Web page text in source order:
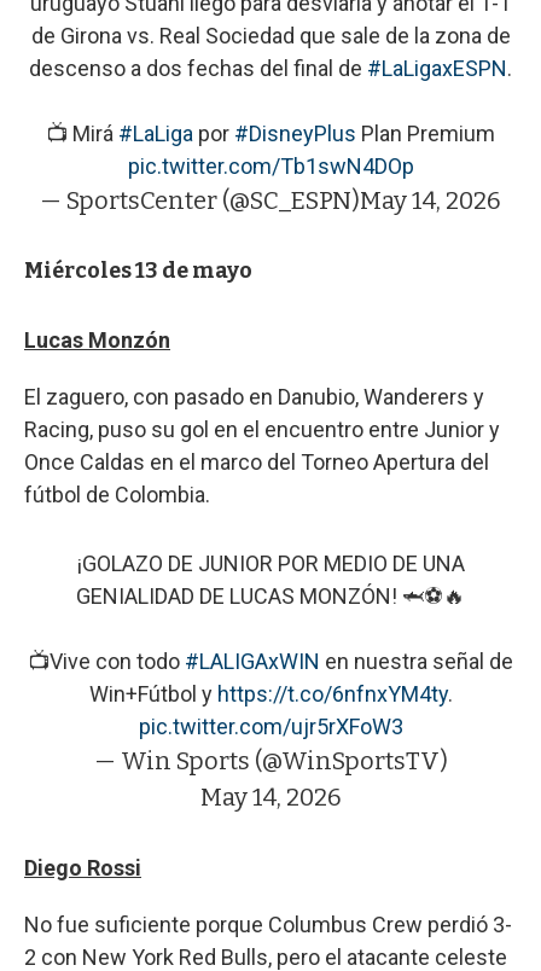
de Girona vs. Real Sociedad que sale de la zona de
descenso a dos fechas del final de #LaLigaxESPN.
📺 Mirá #LaLiga por #DisneyPlus Plan Premium
pic.twitter.com/Tb1swN4DOp
— SportsCenter (@SC_ESPN)May 14, 2026
Miércoles 13 de mayo
Lucas Monzón
El zaguero, con pasado en Danubio, Wanderers y
Racing, puso su gol en el encuentro entre Junior y
Once Caldas en el marco del Torneo Apertura del
fútbol de Colombia.
¡GOLAZO DE JUNIOR POR MEDIO DE UNA
GENIALIDAD DE LUCAS MONZÓN! 🦈⚽🔥
📺Vive con todo #LALIGAxWIN en nuestra señal de
Win+Fútbol y https://t.co/6nfnxYM4ty.
pic.twitter.com/ujr5rXFoW3
— Win Sports (@WinSportsTV)
May 14, 2026
Diego Rossi
No fue suficiente porque Columbus Crew perdió 3-
2 con New York Red Bulls, pero el atacante celeste